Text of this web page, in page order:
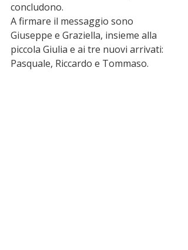
concludono.
A firmare il messaggio sono
Giuseppe e Graziella, insieme alla
piccola Giulia e ai tre nuovi arrivati:
Pasquale, Riccardo e Tommaso.